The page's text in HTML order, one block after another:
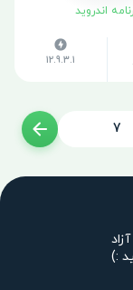
اندروید
12.9.3.1
7
:)